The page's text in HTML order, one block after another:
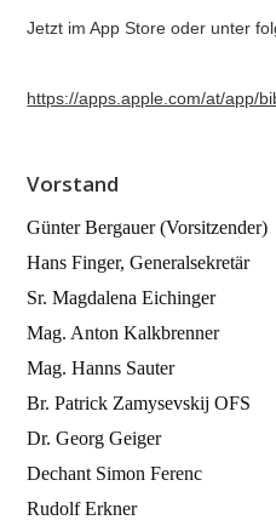
Jetzt im App Store oder unter
https://apps.apple.com/at/app/
Vorstand
Günter Bergauer (Vorsitzender)
Hans Finger, Generalsekretär
Sr. Magdalena Eichinger
Mag. Anton Kalkbrenner
Mag. Hanns Sauter
Br. Patrick Zamysevskij OFS
Dr. Georg Geiger
Dechant Simon Ferenc
Rudolf Erkner